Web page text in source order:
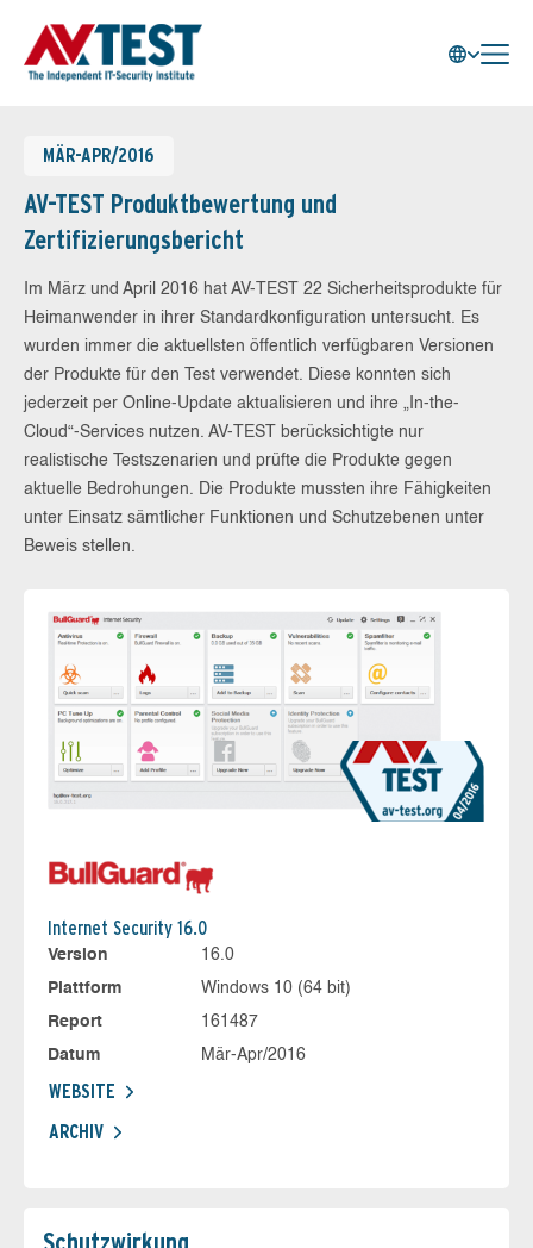
MÄR-APR/2016
AV-TEST Produktbewertung und
Zertifizierungsbericht
Im März und April 2016 hat AV-TEST 22 Sicherheitsprodukte für
Heimanwender in ihrer Standardkonfiguration untersucht. Es
wurden immer die aktuellsten öffentlich verfügbaren Versionen
der Produkte für den Test verwendet. Diese konnten sich
jederzeit per Online-Update aktualisieren und ihre „In-the-
Cloud“-Services nutzen. AV-TEST berücksichtigte nur
realistische Testszenarien und prüfte die Produkte gegen
aktuelle Bedrohungen. Die Produkte mussten ihre Fähigkeiten
unter Einsatz sämtlicher Funktionen und Schutzebenen unter
Beweis stellen.
Internet Security 16.0
Version
16.0
Plattform
Windows 10 (64 bit)
Report
161487
Datum
Mär-Apr/2016
WEBSITE
ARCHIV
Schutz­wirkung